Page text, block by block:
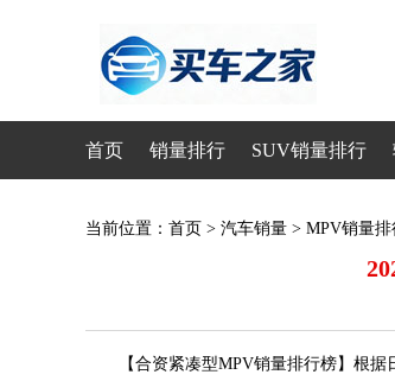
首页 销量排行 SUV销量排行
当前位置： 首页 > 汽车销量 > MPV销量排
【合资紧凑型MPV销量排行榜】根